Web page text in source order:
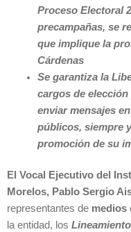
Proceso Electoral
precampañas, se
que implique la
Cárdenas
Se garantiza la
cargos de
enviar mensajes
públicos, siempre
promoción de su
El Vocal Ejecutivo del
Morelos, Pablo Sergio
representantes de medios
la entidad, los